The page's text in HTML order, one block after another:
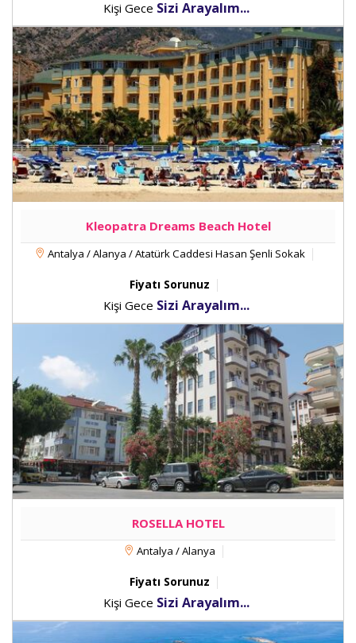
Kişi Gece Sizi Arayalım...
Kleopatra Dreams Beach Hotel
Antalya / Alanya / Atatürk Caddesi Hasan Şenli Sokak
Fiyatı Sorunuz
Kişi Gece Sizi Arayalım...
ROSELLA HOTEL
Antalya / Alanya
Fiyatı Sorunuz
Kişi Gece Sizi Arayalım...